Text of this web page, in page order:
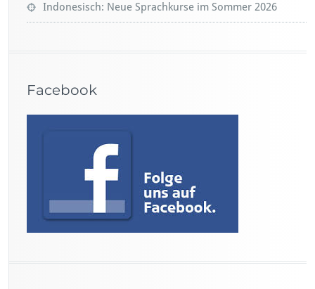
Indonesisch: Neue Sprachkurse im Sommer 2026
Facebook